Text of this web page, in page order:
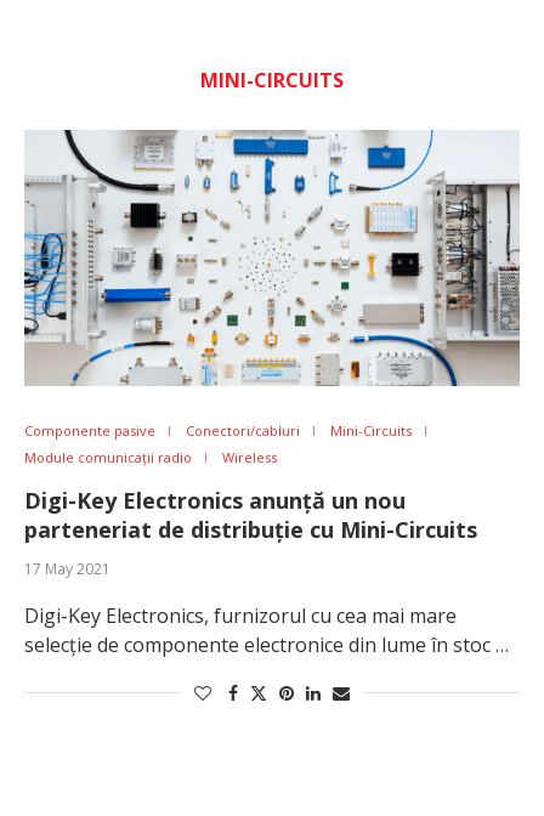
MINI-CIRCUITS
Componente pasive Conectori/cabluri
Mini-Circuits
Module comunicații radio
Wireless
Digi-Key Electronics anunță un nou
parteneriat de distribuție cu Mini-Circuits
17 May 2021
Digi-Key Electronics, furnizorul cu cea mai mare
selecție de componente electronice din lume în stoc …